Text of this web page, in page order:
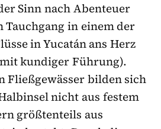
Sinn nach Abenteuer
Tauchgang in einem der
in Yucatán ans Herz
kundiger Führung).
Fließgewässer bilden sich
nicht aus festem
größtenteils aus